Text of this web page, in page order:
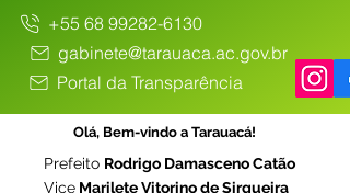
+55 68 99282-6130
gabinete@tarauaca.ac.gov.br
Portal da Transparência
Olá, Bem-vindo a Tarauacá!
Prefeito Rodrigo Damasceno Catão
Vice Marilete Vitorino de Sirqueira